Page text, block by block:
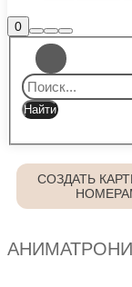
0Боковая
панель
магазина
Найти
Больше
информации
Главное
меню
СОЗДАТЬ